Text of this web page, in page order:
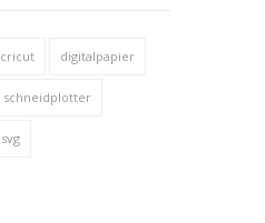
cricut digitalpapier
schneidplotter
svg